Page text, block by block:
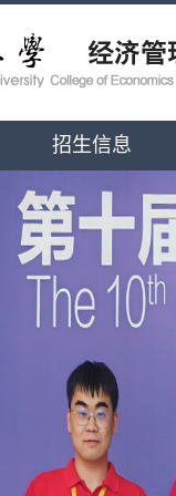
招生信息